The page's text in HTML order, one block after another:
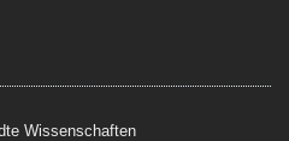
Wissenschaften